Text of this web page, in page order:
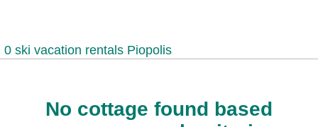
0 ski vacation rentals Piopolis
No cottage found based